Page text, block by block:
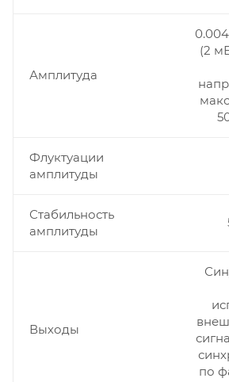
Амплитуда
(2
Флуктуации
амплитуды
Стабильность
амплитуды
Выходы
по